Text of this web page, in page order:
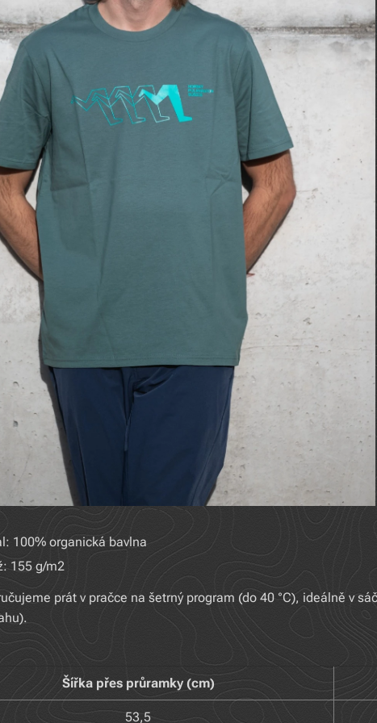
100% organická bavlna
155 g/m2
prát v pračce na šetrný program (do 40 °C), ideálně v
Šířka přes průramky (cm)
53,5